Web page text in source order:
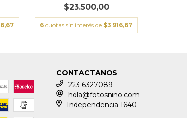
$23.500,00
6 cuotas sin interés de $3.916,67
CONTACTANOS
223 6327089
hola@fotosnino.com
Independencia 1640